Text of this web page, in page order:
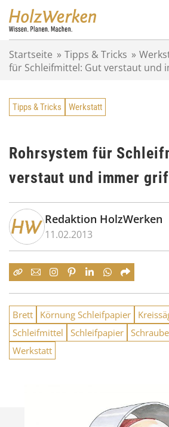
Startseite » Tipps & Tricks »
für Schleifmittel: Gut verstaut und
Tipps & Tricks Werkstatt
Rohrsystem für
verstaut und immer
Redaktion HolzWerken
11.02.2013
Brett Körnung Schleifpapier
Schleifmittel
Schleifpapier Schraube
Werkstatt